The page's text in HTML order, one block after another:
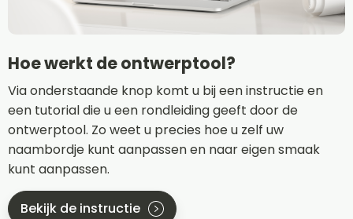
Hoe werkt de ontwerptool?
Via onderstaande knop komt u bij een instructie en
een tutorial die u een rondleiding geeft door de
ontwerptool. Zo weet u precies hoe u zelf uw
naambordje kunt aanpassen en naar eigen smaak
kunt aanpassen.
Bekijk de instructie